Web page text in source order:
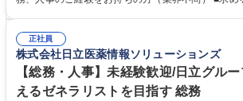
正社員
株式会社日立医薬情報ソリューションズ
【総務・人事】未経験歓迎/日立グル
えるゼネラリストを目指す 総務